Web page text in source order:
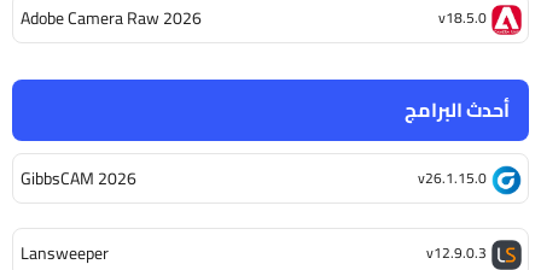
أحدث البرامج
GibbsCAM 2026 v26.1.15.0
Lansweeper v12.9.0.3
Adobe Camera Raw 2026 v18.5.0